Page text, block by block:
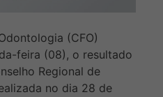
(CFO)
feira (08), o resultado
Regional de
no dia 28 de